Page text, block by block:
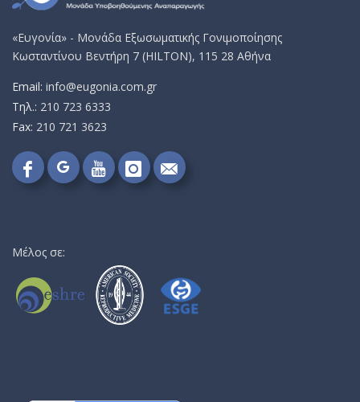
«Ευγονία» - Μονάδα Εξωσωματικής Γονιμοποίησης
Κωσταντίνου Βεντήρη 7 (HILTON), 115 28 Αθήνα
Email: info@eugonia.com.gr
Τηλ.: 210 723 6333
Fax: 210 721 3623
FollowFollowFollowFollowSend
Μέλος σε: